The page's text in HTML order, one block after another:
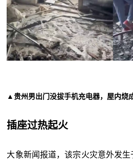
▲贵州男出门没拔手机充电器，屋内烧
插座过热起火
大象新闻报道，该宗火灾意外发